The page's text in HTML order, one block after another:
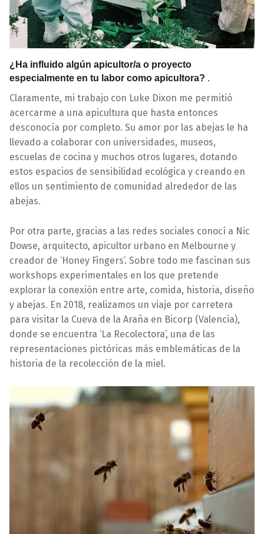
¿Ha influido algún apicultor/a o proyecto
especialmente en tu labor como apicultora? .
Claramente, mi trabajo con Luke Dixon me permitió
acercarme a una apicultura que hasta entonces
desconocía por completo. Su amor por las abejas le ha
llevado a colaborar con universidades, museos,
escuelas de cocina y muchos otros lugares, dotando
estos espacios de sensibilidad ecológica y creando en
ellos un sentimiento de comunidad alrededor de las
abejas.
Por otra parte, gracias a las redes sociales conocí a Nic
Dowse, arquitecto, apicultor urbano en Melbourne y
creador de ‘Honey Fingers’. Sobre todo me fascinan sus
workshops experimentales en los que pretende
explorar la conexión entre arte, comida, historia, diseño
y abejas. En 2018, realizamos un viaje por carretera
para visitar la Cueva de la Araña en Bicorp (Valencia),
donde se encuentra ‘La Recolectora’, una de las
representaciones pictóricas más emblemáticas de la
historia de la recolección de la miel.